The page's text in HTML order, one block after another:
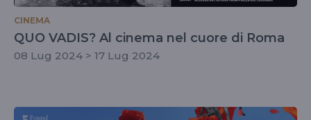
CINEMA
QUO VADIS? Al cinema nel cuore di Roma
08 Lug 2024 > 17 Lug 2024